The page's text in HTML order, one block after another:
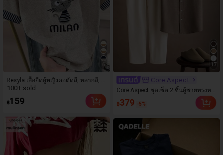
6
Resyla เสื้อยืดผู้หญิงคอตัดสี, หลากสี, ล
ายพิมพ์แมวน่ารัก, เสื้อสำหรับออกไปเที่
ยวฤดูร้อน, ดีไซน์กราฟิก, ความรู้สึกพรีเ
มียม, ลำลองอเนกประสงค์, สวมใส่ประ
สื้อผ้ากลางแจ้ง
100+ sold
฿159
17
Core Aspect
Core Aspect ชุดเซ็ต 2 ชิ้นผู้ชายทรงหล
วมคัลเลอร์บล็อก เสื้อคอตั้งคอวีสีน้ำตาล
กากี + กางเกงขาบานสีขาวออฟไวท์มีเ
Gen Z ฤดูร้อน
฿379 -5%